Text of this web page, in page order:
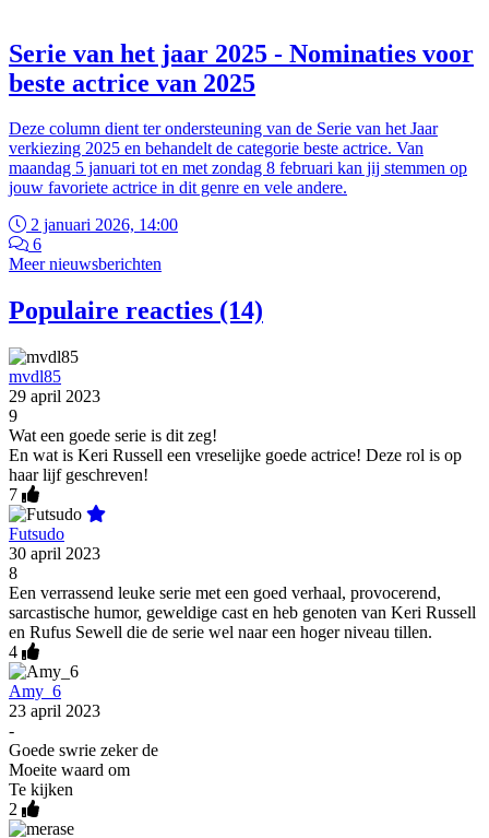
Serie van het jaar 2025 - Nominaties voor
beste actrice van 2025
Deze column dient ter ondersteuning van de Serie van het Jaar
verkiezing 2025 en behandelt de categorie beste actrice. Van
maandag 5 januari tot en met zondag 8 februari kan jij stemmen op
jouw favoriete actrice in dit genre en vele andere.
2 januari 2026, 14:00
6
Meer nieuwsberichten
Populaire reacties (14)
mvdl85
29 april 2023
9
Wat een goede serie is dit zeg!
En wat is Keri Russell een vreselijke goede actrice! Deze rol is op
haar lijf geschreven!
7
Futsudo
30 april 2023
8
Een verrassend leuke serie met een goed verhaal, provocerend,
sarcastische humor, geweldige cast en heb genoten van Keri Russell
en Rufus Sewell die de serie wel naar een hoger niveau tillen.
4
Amy_6
23 april 2023
-
Goede swrie zeker de
Moeite waard om
Te kijken
2